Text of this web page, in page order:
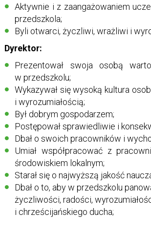
Aktywnie i z zaangażowaniem
przedszkola;
Byli otwarci, życzliwi, wrażliwi i
Dyrektor:
Prezentował swoja osobą
w przedszkolu;
Wykazywał się wysoką kultura
i wyrozumiałością;
Był dobrym gospodarzem;
Postępował sprawiedliwie i
Dbał o swoich pracowników i
Umiał współpracować z
środowiskiem lokalnym;
Starał się o najwyższą jakość
Dbał o to, aby w przedszkolu
życzliwości, radości,
i chrześcijańskiego ducha;